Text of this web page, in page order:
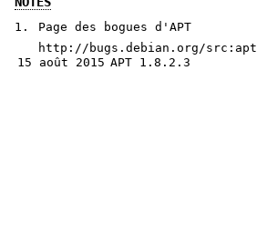
1.
Page des bogues d'APT
http://bugs.debian.org/src:apt
15 août 2015 APT 1.8.2.3